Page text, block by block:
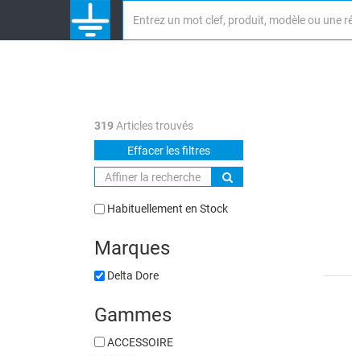
319Articles trouvés
Effacer les filtres
Habituellement en Stock
Marques
Delta Dore
Gammes
ACCESSOIRE